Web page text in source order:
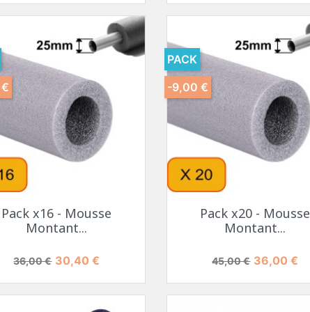
Pack x16 - Mousse
Montant...
Prix de base
36,00 € Prix
30,40 €
Pack x20 - Mousse
Montant...
Prix de base
45,00 € Prix
36,00 €
PACK
-9,00 €